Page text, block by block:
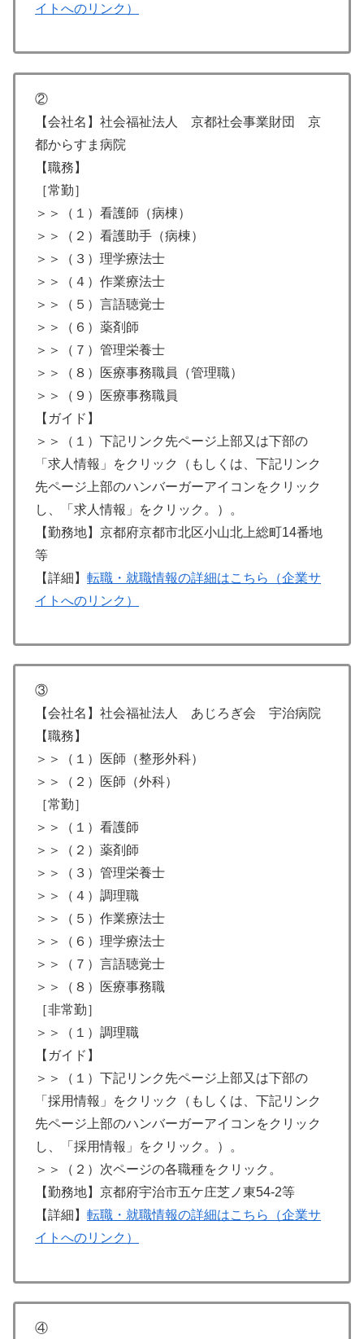
イトへのリンク）
②
【会社名】社会福祉法人 京都社会事業財団 京
都からすま病院
【職務】
［常勤］
＞＞（１）看護師（病棟）
＞＞（２）看護助手（病棟）
＞＞（３）理学療法士
＞＞（４）作業療法士
＞＞（５）言語聴覚士
＞＞（６）薬剤師
＞＞（７）管理栄養士
＞＞（８）医療事務職員（管理職）
＞＞（９）医療事務職員
【ガイド】
＞＞（１）下記リンク先ページ上部又は下部の
「求人情報」をクリック（もしくは、下記リンク
先ページ上部のハンバーガーアイコンをクリック
し、「求人情報」をクリック。）。
【勤務地】京都府京都市北区小山北上総町14番地
等
【詳細】 転職・就職情報の詳細はこちら（企業サ
イトへのリンク）
③
【会社名】社会福祉法人 あじろぎ会 宇治病院
【職務】
＞＞（１）医師（整形外科）
＞＞（２）医師（外科）
［常勤］
＞＞（１）看護師
＞＞（２）薬剤師
＞＞（３）管理栄養士
＞＞（４）調理職
＞＞（５）作業療法士
＞＞（６）理学療法士
＞＞（７）言語聴覚士
＞＞（８）医療事務職
［非常勤］
＞＞（１）調理職
【ガイド】
＞＞（１）下記リンク先ページ上部又は下部の
「採用情報」をクリック（もしくは、下記リンク
先ページ上部のハンバーガーアイコンをクリック
し、「採用情報」をクリック。）。
＞＞（２）次ページの各職種をクリック。
【勤務地】京都府宇治市五ケ庄芝ノ東54-2等
【詳細】 転職・就職情報の詳細はこちら（企業サ
イトへのリンク）
④